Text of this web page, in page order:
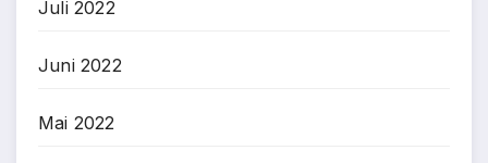
Juli 2022
Juni 2022
Mai 2022